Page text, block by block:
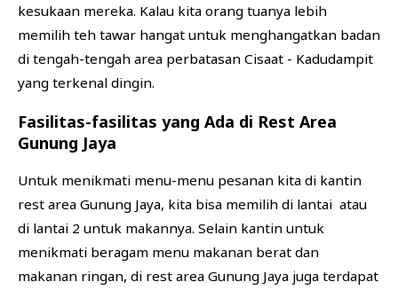
kesukaan mereka. Kalau kita orang tuanya lebih
memilih teh tawar hangat untuk menghangatkan badan
di tengah-tengah area perbatasan Cisaat - Kadudampit
yang terkenal dingin.
Fasilitas-fasilitas yang Ada di Rest Area
Gunung Jaya
Untuk menikmati menu-menu pesanan kita di kantin
rest area Gunung Jaya, kita bisa memilih di lantai atau
di lantai 2 untuk makannya. Selain kantin untuk
menikmati beragam menu makanan berat dan
makanan ringan, di rest area Gunung Jaya juga terdapat